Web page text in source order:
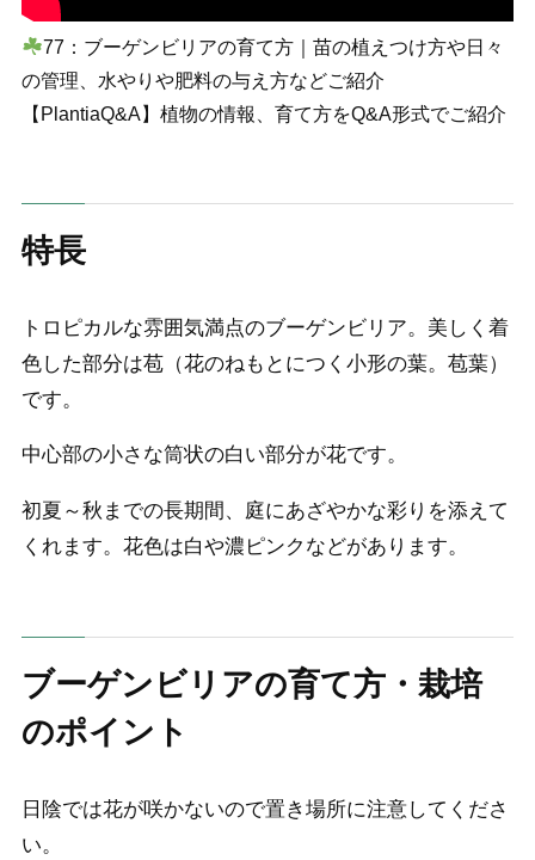
77：ブーゲンビリアの育て方｜苗の植えつけ方や日々
の管理、水やりや肥料の与え方などご紹介
【PlantiaQ&A】植物の情報、育て方をQ&A形式でご紹介
特長
トロピカルな雰囲気満点のブーゲンビリア。美しく着
色した部分は苞（花のねもとにつく小形の葉。苞葉）
です。
中心部の小さな筒状の白い部分が花です。
初夏～秋までの長期間、庭にあざやかな彩りを添えて
くれます。花色は白や濃ピンクなどがあります。
ブーゲンビリアの育て方・栽培
のポイント
日陰では花が咲かないので置き場所に注意してくださ
い。